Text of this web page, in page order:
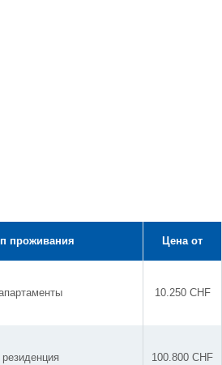
проживания Цена от
10.250 CHF
резиденция 100.800 CHF